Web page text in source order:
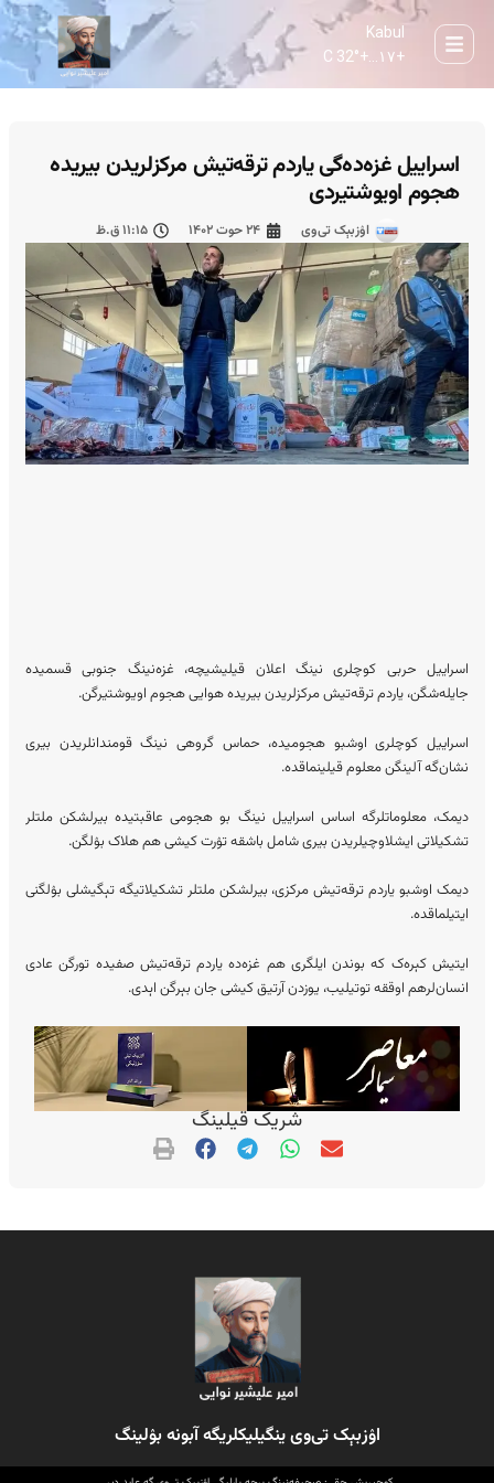
Kabul
+۱۷... +
32° C
اسراییل غزه‌ده‌گی یاردم ترقه‌تیش مرکزلریدن بیریده
هجوم اویوشتیردی
اۉزبېک تی‌وی ۲۴ حوت ۱۴۰۲ ۱۱:۱۵ ق.ظ
اسراییل حربی کوچلری نینگ اعلان قیلیشیچه، غزه‌نینگ جنوبی قسمیده
جایله‌شگن، یاردم ترقه‌تیش مرکزلریدن بیریده هوایی هجوم اویوشتیرگن.
اسراییل کوچلری اوشبو هجومیده، حماس گروهی نینگ قومندانلریدن بیری
نشان‌گه آلینگن معلوم قیلینماقده.
دیمک، معلوماتلرگه اساس اسراییل نینگ بو هجومی عاقبتیده بیرلشکن ملتلر
تشکیلاتی ایشلاوچیلریدن بیری شامل باشقه تۉرت کیشی هم هلاک بۉلگن.
دیمک اوشبو یاردم ترقه‌تیش مرکزی، بیرلشکن ملتلر تشکیلاتیگه تېگیشلی بۉلگنی
ایتیلماقده.
ایتیش کېره‌ک که بوندن ایلگری هم غزه‌ده یاردم ترقه‌تیش صفیده تورگن عادی
انسان‌لرهم اوققه توتیلیب، یوزدن آرتیق کیشی جان بېرگن اېدی.
شریک قیلینگ
اۉزبېک تی‌وی ینگیلیکلریگه آبونه بۉلینگ